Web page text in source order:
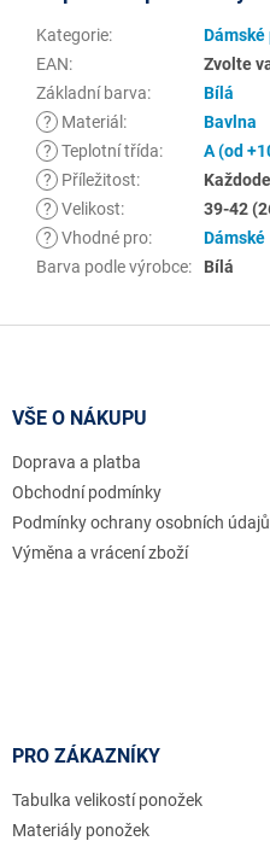
Kategorie:
Dámské
EAN:
Zvolte
Základní barva:
Bílá
?
Materiál :
Bavlna
? Teplotní třída:
A (od
?
Příležitost:
? Velikost:
39-42
? Vhodné pro:
Dámské
Barva podle výrobce: Bílá
VŠE O NÁKUPU
Doprava a platba
Obchodní podmínky
Podmínky ochrany osobních údajů
Výměna a vrácení zboží
PRO ZÁKAZNÍKY
Tabulka velikostí ponožek
Materiály ponožek